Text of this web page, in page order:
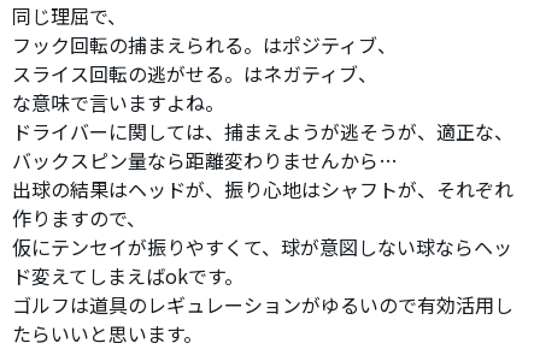
同じ理屈で、
フック回転の捕まえられる。はポジティブ、
スライス回転の逃がせる。はネガティブ、
な意味で言いますよね。
ドライバーに関しては、捕まえようが逃そうが、適正な、
バックスピン量なら距離変わりませんから…
出球の結果はヘッドが、振り心地はシャフトが、それぞれ
作りますので、
仮にテンセイが振りやすくて、球が意図しない球ならヘッ
ド変えてしまえばokです。
ゴルフは道具のレギュレーションがゆるいので有効活用し
たらいいと思います。